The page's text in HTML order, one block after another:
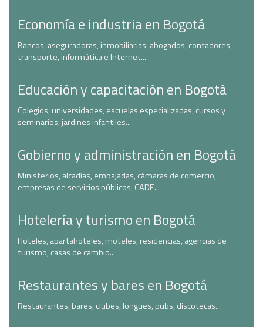
Economía e industria en Bogotá
Bancos, aseguradoras, inmobiliarias, abogados, contadores,
transporte, informática e Internet...
Educación y capacitación en Bogotá
Colegios, universidades, escuelas especializadas, cursos y
seminarios, jardines infantiles...
Gobierno y administración en Bogotá
Ministerios, alcadías, embajadas, cámaras de comercio,
empresas de servicios públicos, CADE...
Hotelería y turismo en Bogotá
Hoteles, apartahoteles, moteles, residencias, agencias de
turismo, casas de cambio...
Restaurantes y bares en Bogotá
Restaurantes, bares, clubes, longues, pubs, discotecas...